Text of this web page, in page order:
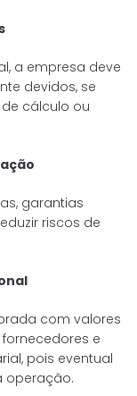
a empresa deve
devidos, se
cálculo ou
garantias
riscos de
com valores
e
pois eventual
operação.